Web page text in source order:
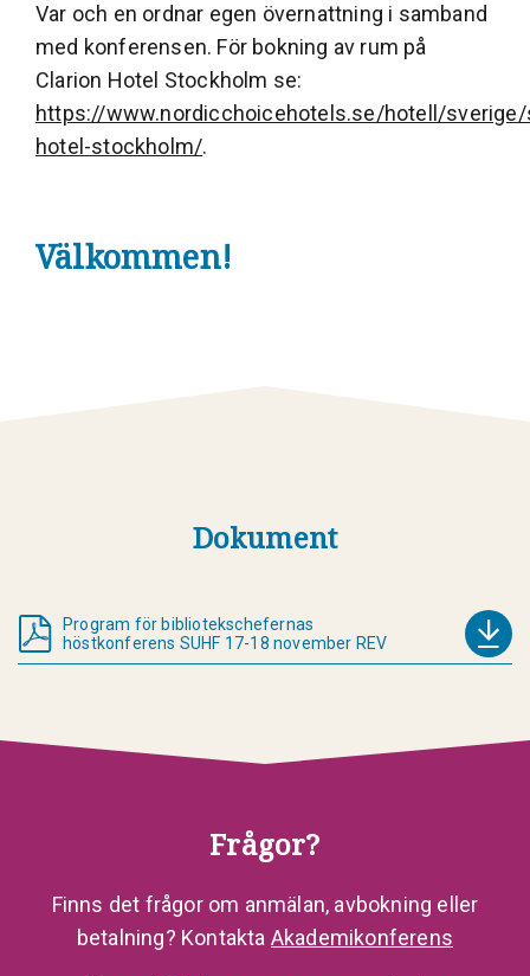
Var och en ordnar egen övernattning i samband
med konferensen. För bokning av rum på
Clarion Hotel Stockholm se:
https://www.nordicchoicehotels.se/hotell/
hotel-stockholm/.
Välkommen!
Dokument
Program för bibliotekschefernas
höstkonferens SUHF 17-18 november REV
Frågor?
Finns det frågor om anmälan, avbokning eller
betalning? Kontakta Akademikonferens